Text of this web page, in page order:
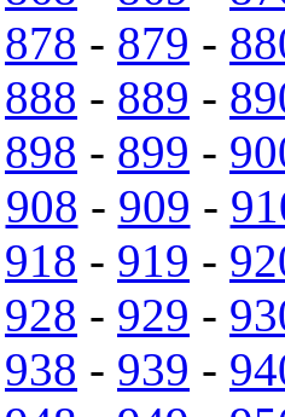
878 - 879 -
888 - 889 -
898 - 899 -
908 - 909 -
918 - 919 -
928 - 929 -
938 - 939 -